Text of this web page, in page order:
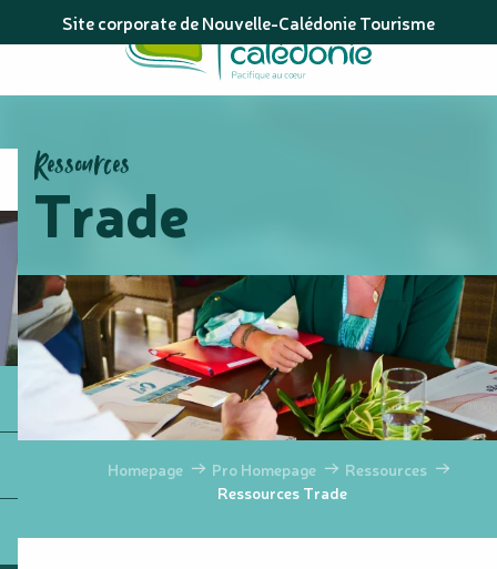
au
principal
Site corporate de Nouvelle-Calédonie Tourisme
Ressources
Trade
Homepage Pro Homepage
Ressources
Ressources Trade